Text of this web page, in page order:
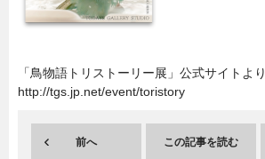
連載一覧
「鳥物語トリストーリー展」公式サイトより
http://tgs.jp.net/event/toristory
前へ この記事を読む